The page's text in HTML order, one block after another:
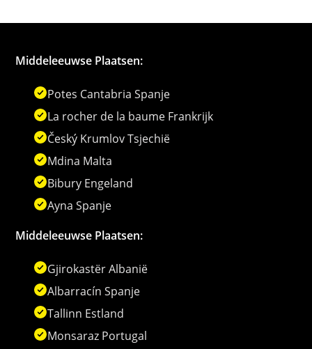
Middeleeuwse Plaatsen:
Potes Cantabria Spanje
La rocher de la baume Frankrijk
Český Krumlov Tsjechië
Mdina Malta
Bibury Engeland
Ayna Spanje
Middeleeuwse Plaatsen:
Gjirokastër Albanië
Albarracín Spanje
Tallinn Estland
Monsaraz Portugal